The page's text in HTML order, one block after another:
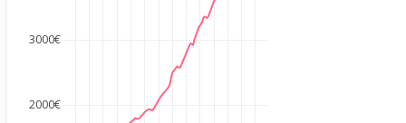
2000€
3000€